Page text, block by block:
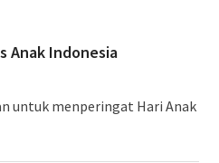
Anak Indonesia
untuk menperingat Hari Anak